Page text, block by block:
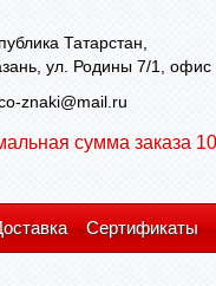
Татарстан,
ул. Родины 7/1, офис
znaki@mail.ru
сумма заказа
Сертификаты